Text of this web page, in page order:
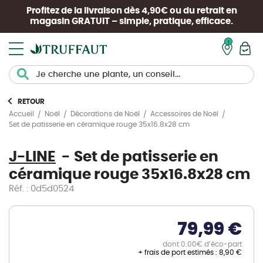
Profitez de la livraison dès 4,90€ ou du retrait en
magasin GRATUIT – simple, pratique, efficace.
RETOUR
Accueil
Noël Décorations de Noël
Accessoires de Noël
Set de patisserie en céramique rouge 35x16.8x28 cm
J-LINE
Set de patisserie en
céramique rouge 35x16.8x28 cm
Réf. : 0d5d0524
79,99 €
dont 0.00€ d’éco-part
+ frais de port estimés : 8,90 €